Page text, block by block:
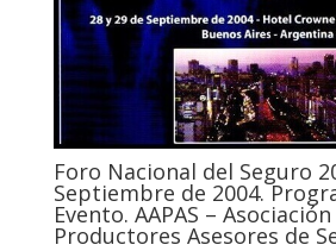
Foro Nacional del Seguro
Septiembre de 2004.
Evento. AAPAS –
Productores Asesores de